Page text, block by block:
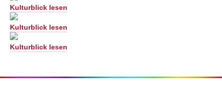
Kulturblick lesen
Kulturblick lesen
Kulturblick lesen